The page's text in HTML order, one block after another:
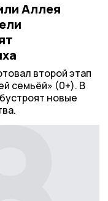
Аллея
второй этап
семьёй» (0+). В
новые